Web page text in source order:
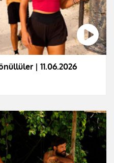
| 11.06.2026